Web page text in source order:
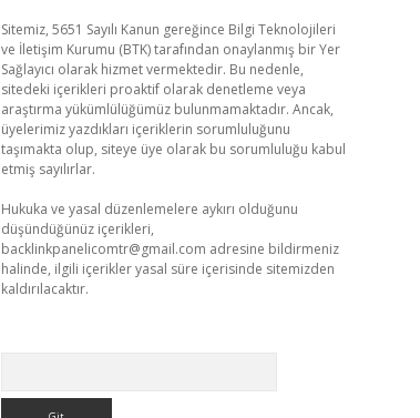
Sitemiz, 5651 Sayılı Kanun gereğince Bilgi Teknolojileri
ve İletişim Kurumu (BTK) tarafından onaylanmış bir Yer
Sağlayıcı olarak hizmet vermektedir. Bu nedenle,
sitedeki içerikleri proaktif olarak denetleme veya
araştırma yükümlülüğümüz bulunmamaktadır. Ancak,
üyelerimiz yazdıkları içeriklerin sorumluluğunu
taşımakta olup, siteye üye olarak bu sorumluluğu kabul
etmiş sayılırlar.
Hukuka ve yasal düzenlemelere aykırı olduğunu
düşündüğünüz içerikleri,
backlinkpanelicomtr@gmail.com adresine bildirmeniz
halinde, ilgili içerikler yasal süre içerisinde sitemizden
kaldırılacaktır.